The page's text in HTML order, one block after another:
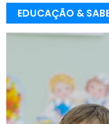
EDUCAÇÃO &